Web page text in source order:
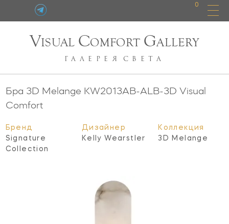
0
VISUAL COMFORT GALLERY
ГАЛЕРЕЯ СВЕТА
Бра 3D Melange KW2013AB-ALB-3D Visual
Comfort
Бренд
Signature
Collection
Дизайнер
Kelly Wearstler
Коллекция
3D Melange